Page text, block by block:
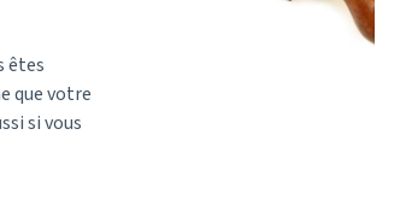
êtes
que votre
si vous